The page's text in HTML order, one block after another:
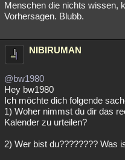
Menschen die nichts wissen,
Vorhersagen. Blubb.
NIBIRUMAN
@bw1980
Hey bw1980
Ich möchte dich folgende
1) Woher nimmst du dir das
Kalender zu urteilen?
2) Wer bist du???????? Was